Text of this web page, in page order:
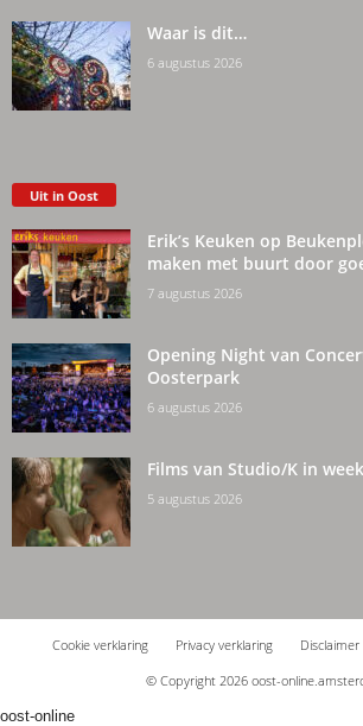
Waar is dit…
6 augustus 2026
Uit in Oost
Erik’s Keuken op
maken met buurt door
7 augustus 2026
Opening Night van
Oosterpark
6 augustus 2026
Films van Studio/K in
5 augustus 2026
Cookie verklaring Privacy verklaring Disclaimer
© Copyright 2026 oost-
oost-online